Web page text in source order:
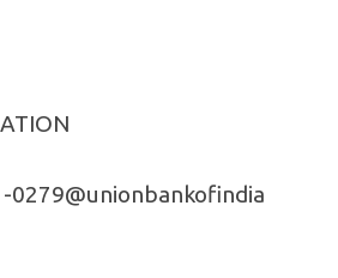
0279@unionbankofindia